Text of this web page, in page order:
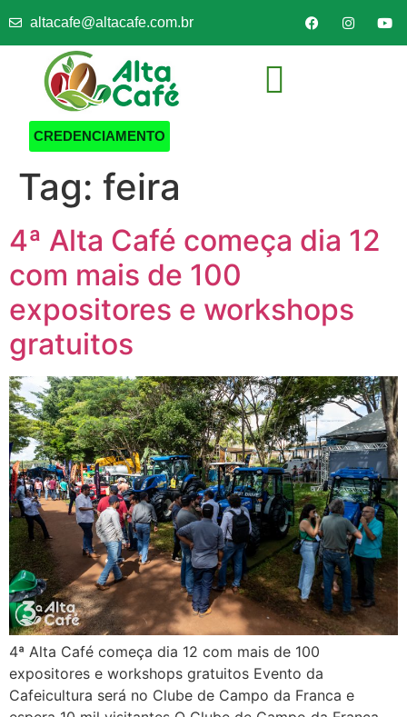
altacafe@altacafe.com.br
CREDENCIAMENTO
Tag: feira
4ª Alta Café começa dia 12
com mais de 100
expositores e workshops
gratuitos
4ª Alta Café começa dia 12 com mais de 100
expositores e workshops gratuitos Evento da
Cafeicultura será no Clube de Campo da Franca e